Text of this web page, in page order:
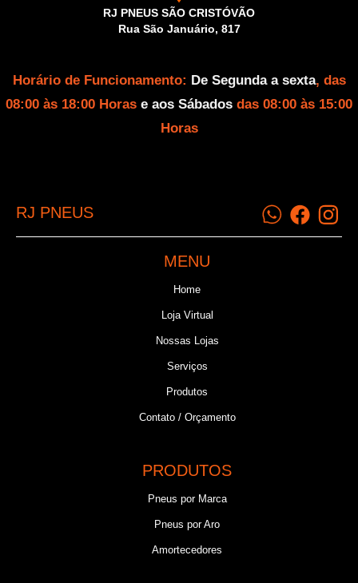
RJ PNEUS SÃO CRISTÓVÃO
Rua São Januário, 817
Horário de Funcionamento: De Segunda a sexta, das
08:00 às 18:00 Horas e aos Sábados das 08:00 às 15:00
Horas
RJ PNEUS
MENU
Home
Loja Virtual
Nossas Lojas
Serviços
Produtos
Contato / Orçamento
PRODUTOS
Pneus por Marca
Pneus por Aro
Amortecedores